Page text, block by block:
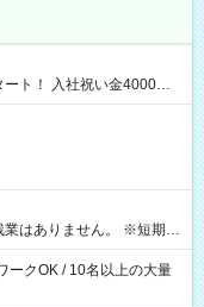
ト！ 入社祝い金4000円
りません。 ※短期の
くださいませ。
ークOK / 10名以上の大量